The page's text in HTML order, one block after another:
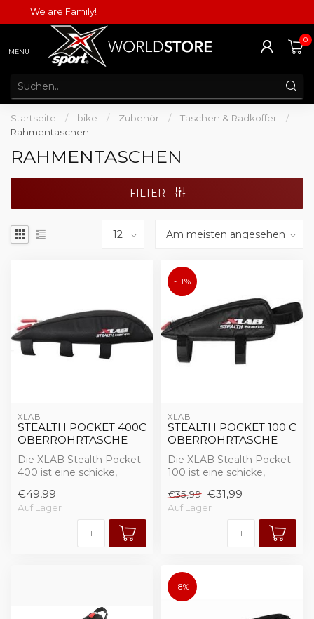
We are Family!
MENU
0
Startseite / bike / Zubehör / Taschen & Radkoffer
/
Rahmentaschen
RAHMENTASCHEN
FILTER
XLAB
STEALTH POCKET 400C
OBERROHRTASCHE
Die XLAB Stealth Pocket
400 ist eine schicke,
aerodynamische Tasche ...
€49,99
Auf Lager
-11%
XLAB
STEALTH POCKET 100 C
OBERROHRTASCHE
Die XLAB Stealth Pocket
100 ist eine schicke,
aerodynamische Tasche ...
€35,99 €31,99
Auf Lager
-8%